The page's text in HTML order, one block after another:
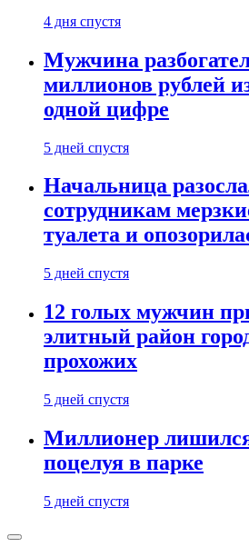
4 дня спустя
Мужчина
миллионов рублей
одной цифре
5 дней спустя
Начальница
сотрудникам
туалета и
5 дней спустя
12 голых мужчин
элитный район
прохожих
5 дней спустя
Миллионер лишился
поцелуя в парке
5 дней спустя